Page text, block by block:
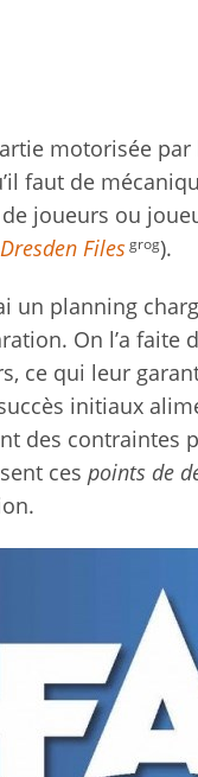
motorisée
faut de
joueurs ou
Dresden Filesgrog).
un planning
On l’a
ce qui leur
initiaux
des contraintes
ces points de